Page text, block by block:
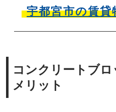
宇都宮市の賃
コンクリートブ
メリット